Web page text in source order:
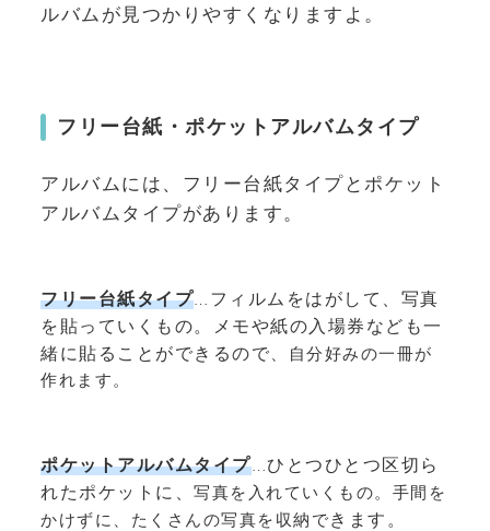
ルバムが見つかりやすくなりますよ。
フリー台紙・ポケットアルバムタイプ
アルバムには、フリー台紙タイプとポケット
アルバムタイプがあります。
フリー台紙タイプ…フィルムをはがして、写真
を貼っていくもの。メモや紙の入場券なども一
緒に貼ることができるので、自分好みの一冊が
作れます。
ポケットアルバムタイプ…ひとつひとつ区切ら
れたポケットに、 写真を入れていくもの。手間を
かけずに、たくさんの写真を収納できます。